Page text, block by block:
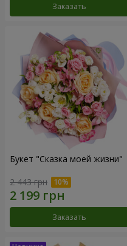
Заказать
Букет "Сказка моей жизни"
2 443 грн
Заказать